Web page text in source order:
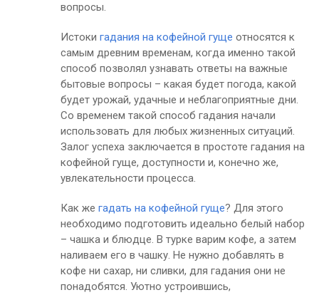
вопросы.
Истоки гадания на кофейной гуще относятся к
самым древним временам, когда именно такой
способ позволял узнавать ответы на важные
бытовые вопросы – какая будет погода, какой
будет урожай, удачные и неблагоприятные дни.
Со временем такой способ гадания начали
использовать для любых жизненных ситуаций.
Залог успеха заключается в простоте гадания на
кофейной гуще, доступности и, конечно же,
увлекательности процесса.
Как же гадать на кофейной гуще? Для этого
необходимо подготовить идеально белый набор
– чашка и блюдце. В турке варим кофе, а затем
наливаем его в чашку. Не нужно добавлять в
кофе ни сахар, ни сливки, для гадания они не
понадобятся. Уютно устроившись,